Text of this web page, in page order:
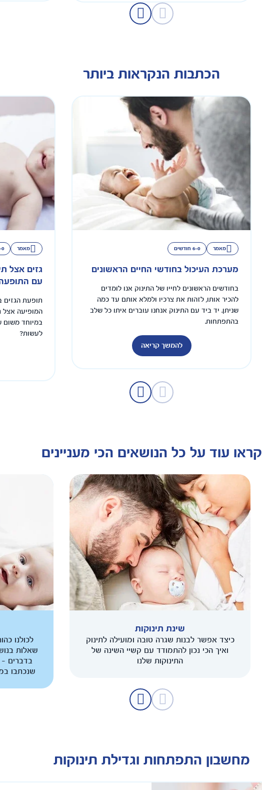
הכתבות הנקראות ביותר
מאמר 6-0 חודשים
מערכת העיכול בחודשי החיים הראשונים
בחודשים הראשונים לחייו של התינוק אנו לומדים
להכיר אותו, לזהות את צרכיו ולמלא אותם עד כמה
שניתן. יד ביד עם התינוק אנחנו עוברים איתו כל שלב
בהתפתחות.
להמשך קריאה
מאמר 6-0
גזים אצל
עם
תופעת הגזים
המופיעה אצל
במיוחד משום
לעשות?
קראו עוד על כל הנושאים הכי מעניינים
שינת תינוקות
כיצד אפשר לבנות שגרה טובה ומועילה לתינוק
ואיך הכי נכון להתמודד עם קשיי השינה של
התינוקות שלנו
לכולנו
שאלות
בדברים -
שנכתבו
מחשבון התפתחות וגדילת תינוקות